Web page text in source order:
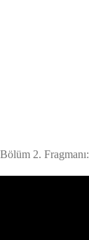
2. Fragmanı: